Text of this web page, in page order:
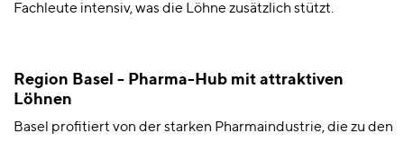
Fachleute intensiv, was die Löhne zusätzlich stützt.
Region Basel - Pharma-Hub mit attraktiven
Löhnen
Basel profitiert von der starken Pharmaindustrie, die zu den